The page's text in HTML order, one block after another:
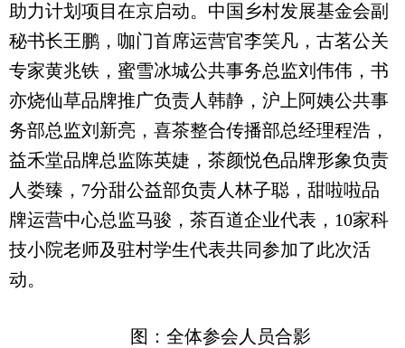
助力计划项目在京启动。中国乡村发展基金会副
秘书长王鹏，咖门首席运营官李笑凡，古茗公关
专家黄兆铁，蜜雪冰城公共事务总监刘伟伟，书
亦烧仙草品牌推广负责人韩静，沪上阿姨公共事
务部总监刘新亮，喜茶整合传播部总经理程浩，
益禾堂品牌总监陈英婕，茶颜悦色品牌形象负责
人娄臻，7分甜公益部负责人林子聪，甜啦啦品
牌运营中心总监马骏，茶百道企业代表，10家科
技小院老师及驻村学生代表共同参加了此次活
动。
图：全体参会人员合影